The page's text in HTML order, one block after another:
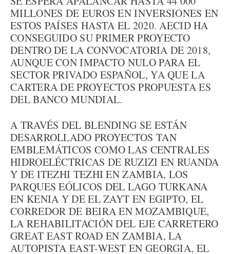
MILLONES DE EUROS EN INVERSIONES EN
ESTOS PAÍSES HASTA EL 2020. AECID HA
CONSEGUIDO SU PRIMER PROYECTO
DENTRO DE LA CONVOCATORIA DE 2018,
AUNQUE CON IMPACTO NULO PARA EL
SECTOR PRIVADO ESPAÑOL, YA QUE LA
CARTERA DE PROYECTOS PROPUESTA ES
DEL BANCO MUNDIAL.
A TRAVÉS DEL BLENDING SE ESTÁN
DESARROLLADO PROYECTOS TAN
EMBLEMÁTICOS COMO LAS CENTRALES
HIDROELÉCTRICAS DE RUZIZI EN RUANDA
Y DE ITEZHI TEZHI EN ZAMBIA, LOS
PARQUES EÓLICOS DEL LAGO TURKANA
EN KENIA Y DE EL ZAYT EN EGIPTO, EL
CORREDOR DE BEIRA EN MOZAMBIQUE,
LA REHABILITACIÓN DEL EJE CARRETERO
GREAT EAST ROAD EN ZAMBIA, LA
AUTOPISTA EAST-WEST EN GEORGIA, EL